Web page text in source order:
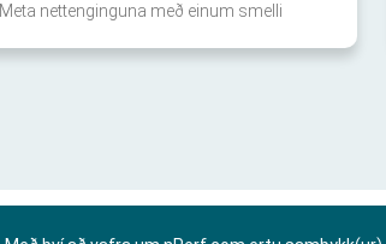
Meta nettenginguna með einum smelli